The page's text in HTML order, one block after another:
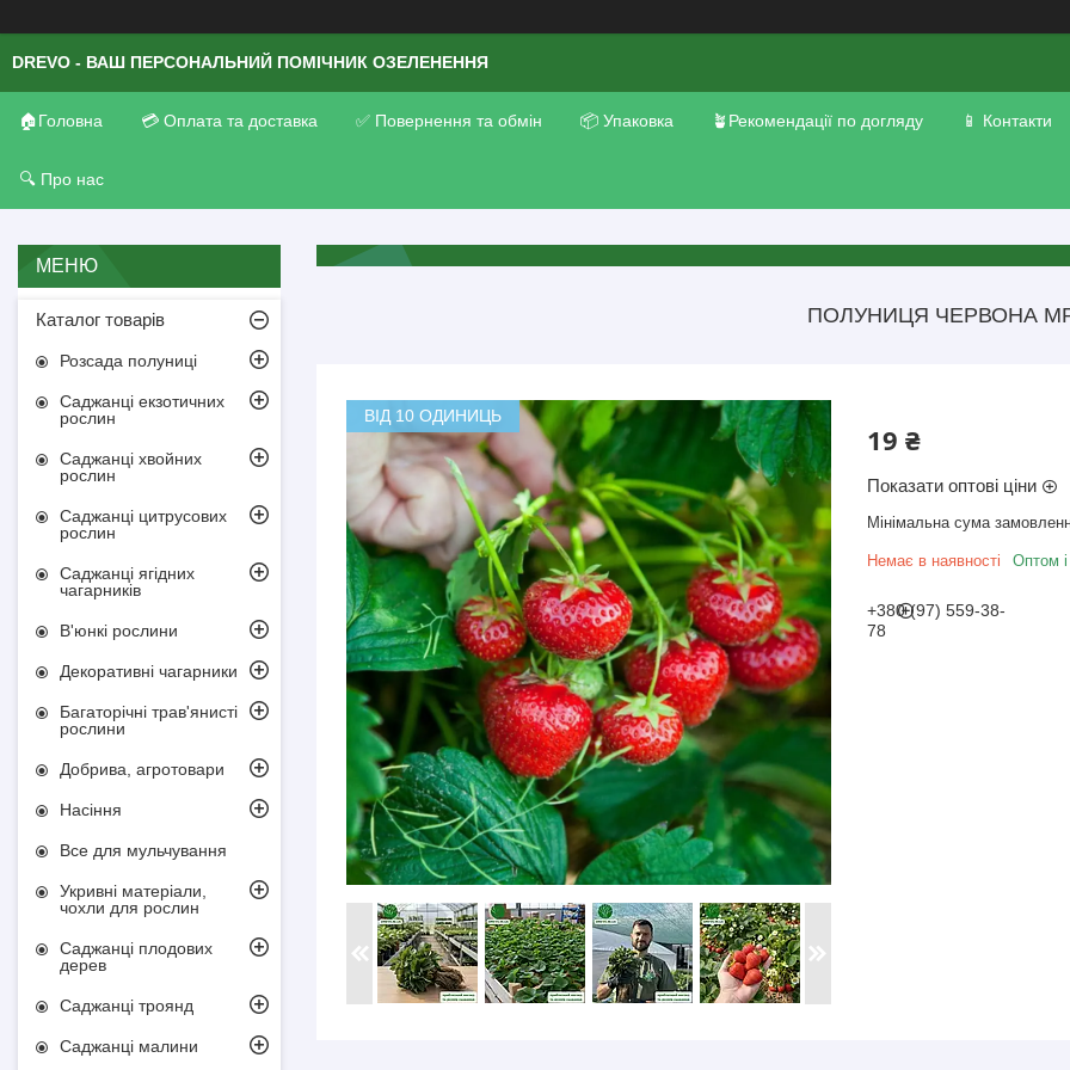
DREVO - ВАШ ПЕРСОНАЛЬНИЙ ПОМІЧНИК ОЗЕЛЕНЕННЯ
🏠Головна 💳 Оплата та доставка ✅ Повернення та обмін 📦 Упаковка 🪴Рекомендації по догляду 📱 Контакти
🔍 Про нас
ПОЛУНИЦЯ ЧЕРВОНА
ВІД 10 ОДИНИЦЬ
19 ₴
Показати оптові ціни
Мінімальна сума
Немає в наявності Оптом і
+380 (97) 559-38-
78
Каталог товарів
Розсада полуниці
Саджанці екзотичних
рослин
Саджанці хвойних
рослин
Саджанці цитрусових
рослин
Саджанці ягідних
чагарників
В'юнкі рослини
Декоративні чагарники
Багаторічні трав'янисті
рослини
Добрива, агротовари
Насіння
Все для мульчування
Укривні матеріали,
чохли для рослин
Саджанці плодових
дерев
Саджанці троянд
Саджанці малини